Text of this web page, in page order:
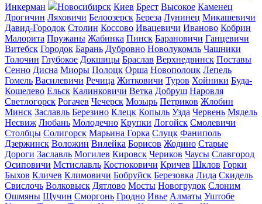
Инкерман
Новосибирск Киев Брест Высокое Каменец
Дрогичин Ляховичи Белоозерск Береза Лунинец Микашевичи
Давид-Городок Столин Коссово Ивацевичи Иваново Кобрин
Малорита Пружаны Жабинка Пинск Барановичи Ганцевичи
Витебск Городок Барань Дубровно Новолукомль Чашники
Толочин Глубокое Докшицы Браслав Верхнедвинск Поставы
Сенно Дисна Миоры Полоцк Орша Новополоцк Лепель
Гомель Василевичи Речица Житковичи Туров Хойники Буда-
Кошелево Ельск Калинковичи Ветка Добруш Наровля
Светлогорск Рогачев Чечерск Мозырь Петриков Жлобин
Минск Заславль Березино Клецк Копыль Узда Червень Мядель
Несвиж Любань Молодечно Крупки Логойск Смолевичи
Столбцы Солигорск Марьина Горка Слуцк Фаниполь
Дзержинск Воложин Вилейка Борисов Жодино Старые
Дороги Заславль Могилев Кировск Чериков Чаусы Славгород
Осиповичи Мстиславль Костюковичи Кричев Шклов Горки
Быхов Кличев Климовичи Бобруйск Березовка Лида Скидель
Свислочь Волковыск Дятлово Мосты Новогрудок Слоним
Ошмяны Щучин Сморгонь Гродно Ивье Алматы Уштобе